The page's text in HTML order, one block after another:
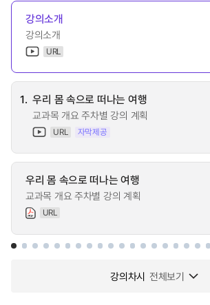
강의소개
강의소개
URL
1. 우리 몸 속으로 떠나는 여행
교과목 개요 주차별 강의 계획
URL 자막제공
우리 몸 속으로 떠나는 여행
교과목 개요 주차별 강의 계획
URL
강의차시 전체보기